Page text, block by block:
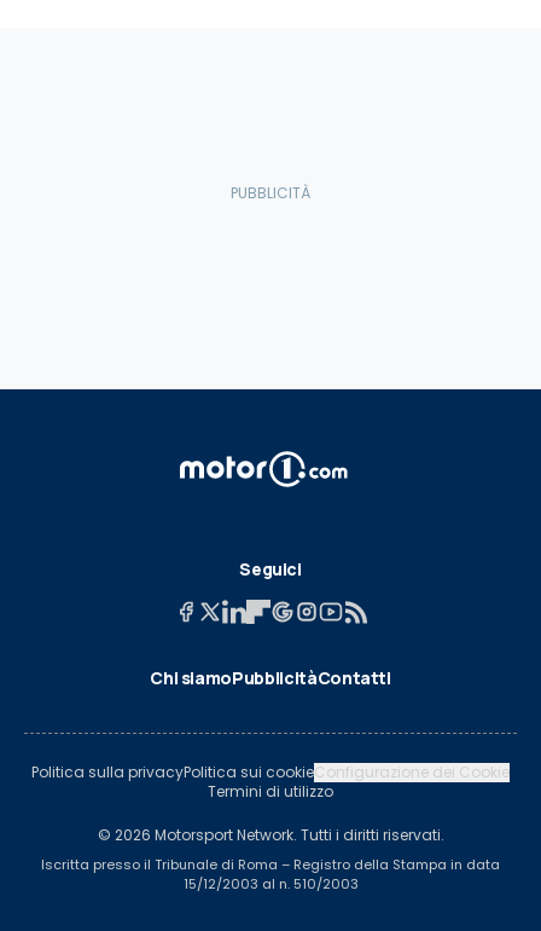
Seguici
Chi siamoPubblicitàContatti
Politica sulla privacyPolitica sui cookieConfigurazione dei Cookie
Termini di utilizzo
© 2026 Motorsport Network. Tutti i diritti riservati.
Iscritta presso il Tribunale di Roma – Registro della Stampa in data
15/12/2003 al n. 510/2003